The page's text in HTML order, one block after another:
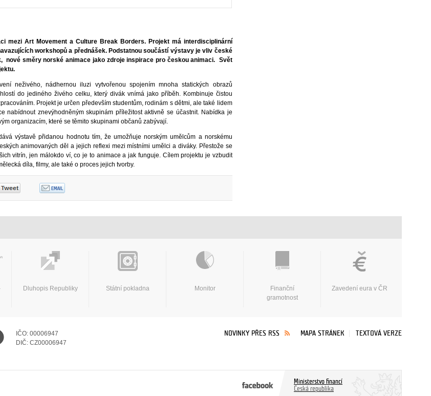
mezi Art Movement a Culture Break Borders. Projekt má interdisciplinární
workshopů a přednášek. Podstatnou součástí výstavy je vliv české
nové směry norské animace jako zdroje inspirace pro českou animaci. Svět
neživého, nádhernou iluzi vytvořenou spojením mnoha statických obrazů
do jediného živého celku, který divák vnímá jako příběh. Kombinuje čistou
Projekt je určen především studentům, rodinám s dětmi, ale také lidem
nabídnout znevýhodněným skupinám příležitost aktivně se účastnit. Nabídka je
organizacím, které se těmito skupinami občanů zabývají.
výstavě přidanou hodnotu tím, že umožňuje norským umělcům a norskému
animovaných děl a jejich reflexi mezi místními umělci a diváky. Přestože se
vitrín, jen málokdo ví, co je to animace a jak funguje. Cílem projektu je vzbudit
díla, filmy, ale také o proces jejich tvorby.
Dluhopis Republiky Státní pokladna Monitor
Finanční
gramotnost
Zavedení eura v ČR
IČO: 00006947
DIČ: CZ00006947
NOVINKY PŘES RSS MAPA STRÁNEK TEXTOVÁ VERZE
Ministerstvo financí
Česká republika